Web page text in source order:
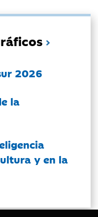
2026
la
y en la